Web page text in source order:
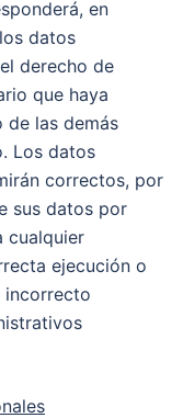
en
datos
derecho de
que haya
las demás
Los datos
correctos, por
sus datos por
cualquier
ejecución o
incorrecto